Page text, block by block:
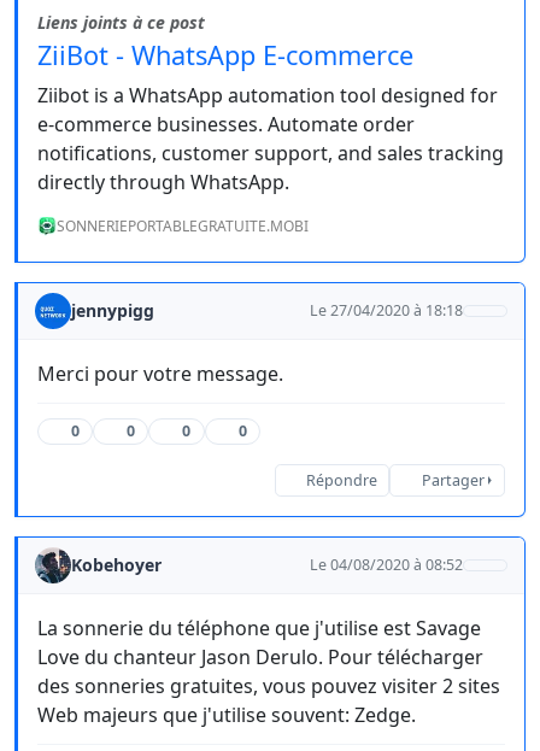
Liens joints à ce post
ZiiBot - WhatsApp E-commerce
Ziibot is a WhatsApp automation tool designed for
e-commerce businesses. Automate order
notifications, customer support, and sales tracking
directly through WhatsApp.
SONNERIEPORTABLEGRATUITE.MOBI
jennypigg Le 27/04/2020 à 18:18
Merci pour votre message.
0 0 0 0
Répondre Partager
Kobehoyer Le 04/08/2020 à 08:52
La sonnerie du téléphone que j'utilise est Savage
Love du chanteur Jason Derulo. Pour télécharger
des sonneries gratuites, vous pouvez visiter 2 sites
Web majeurs que j'utilise souvent: Zedge.